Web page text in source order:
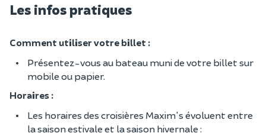
Les infos pratiques
Comment utiliser votre billet :
Présentez-vous au bateau muni de votre billet sur
mobile ou papier.
Horaires :
Les horaires des croisières Maxim's évoluent entre
la saison estivale et la saison hivernale :